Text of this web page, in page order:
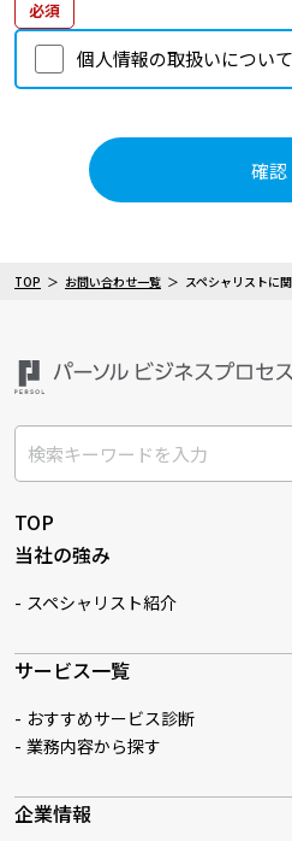
必須
個人情報の取扱いについ
確認
TOP お問い合わせ一覧 スペシャリストに
TOP
当社の強み
スペシャリスト紹介
サービス一覧
おすすめサービス診断
業務内容から探す
企業情報